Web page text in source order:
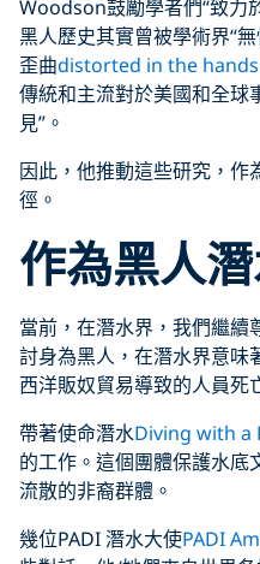
Woodson鼓勵學者們“致力
黑人歷史其實曾被學術界“
歪曲distorted in the
傳統和主流對於美國和全球
見”。
因此，他推動這些研究，作
徑。
作為黑人
當前，在潛水界，我們繼
討身為黑人，在潛水界意味
西洋販奴貿易導致的人員死
帶著使命潛水Diving with a
的工作。這個團體保護水底
流散的非裔群體。
幾位PADI 潛水大使PADI